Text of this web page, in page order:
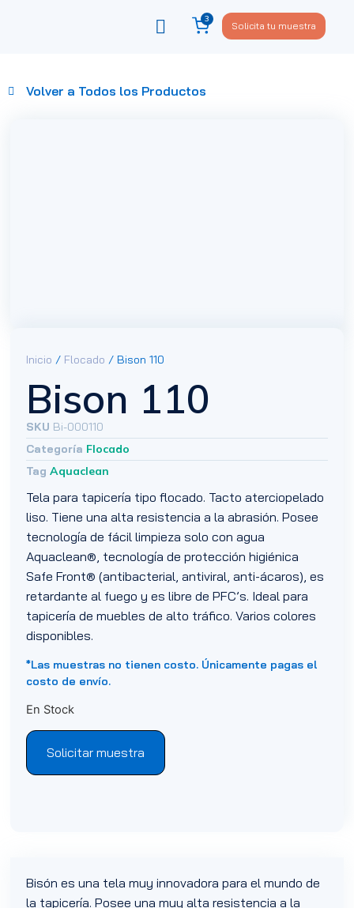
3
Solicita tu muestra
Volver a Todos los Productos
Inicio / Flocado / Bison 110
Bison 110
SKU Bi-000110
Categoría Flocado
Tag Aquaclean
Tela para tapicería tipo flocado. Tacto aterciopelado
liso. Tiene una alta resistencia a la abrasión. Posee
tecnología de fácil limpieza solo con agua
Aquaclean®, tecnología de protección higiénica
Safe Front® (antibacterial, antiviral, anti-ácaros), es
retardante al fuego y es libre de PFC’s. Ideal para
tapicería de muebles de alto tráfico. Varios colores
disponibles.
*Las muestras no tienen costo. Únicamente pagas el
costo de envío.
En Stock
Solicitar muestra
Bisón es una tela muy innovadora para el mundo de
la tapicería. Posee una muy alta resistencia a la